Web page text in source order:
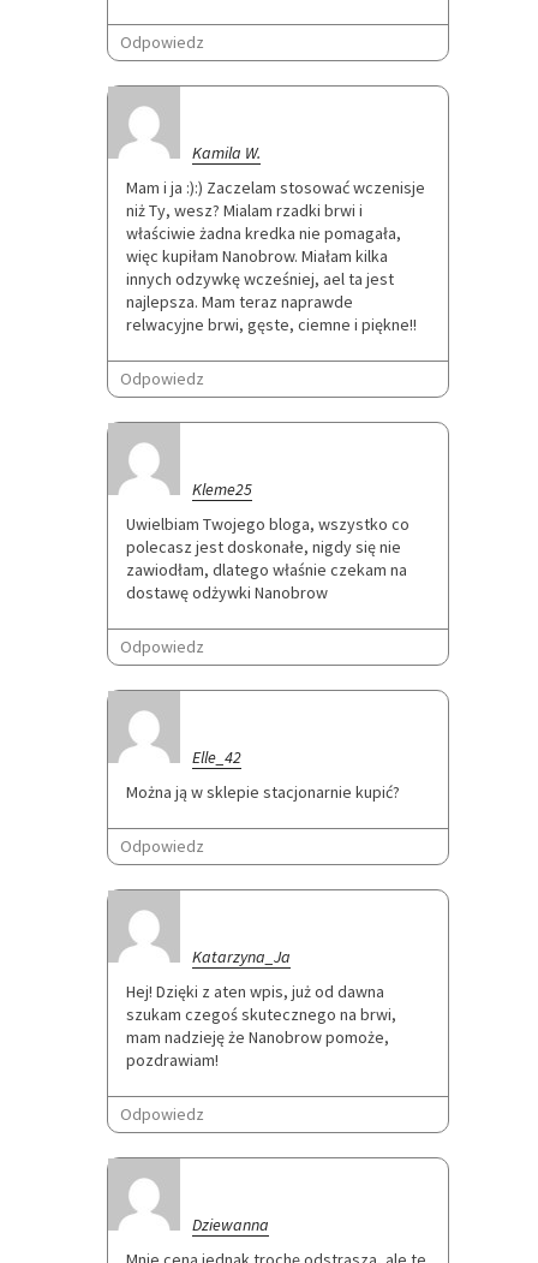
Odpowiedz
Kamila W.
Mam i ja :):) Zaczelam stosować wczenisje
niż Ty, wesz? Mialam rzadki brwi i
właściwie żadna kredka nie pomagała,
więc kupiłam Nanobrow. Miałam kilka
innych odzywkę wcześniej, ael ta jest
najlepsza. Mam teraz naprawde
relwacyjne brwi, gęste, ciemne i piękne!!
Odpowiedz
Kleme25
Uwielbiam Twojego bloga, wszystko co
polecasz jest doskonałe, nigdy się nie
zawiodłam, dlatego właśnie czekam na
dostawę odżywki Nanobrow
Odpowiedz
Elle_42
Można ją w sklepie stacjonarnie kupić?
Odpowiedz
Katarzyna_Ja
Hej! Dzięki z aten wpis, już od dawna
szukam czegoś skutecznego na brwi,
mam nadzieję że Nanobrow pomoże,
pozdrawiam!
Odpowiedz
Dziewanna